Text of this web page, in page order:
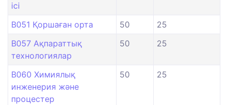
ісі
B051 Қоршаған орта 50
25
B057 Ақпараттық
технологиялар
50 25
B060 Химиялық
инженерия және
процестер
50 25